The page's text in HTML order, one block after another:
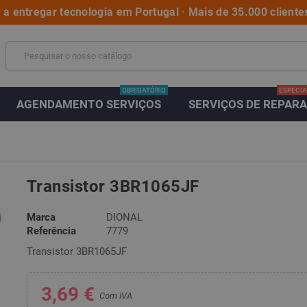
a entregar tecnologia em Portugal · Mais de 35.000
AGENDAMENTO SERVIÇOS
OBRIGATÓRIO
SERVIÇOS DE
Transistor 3BR1065JF
Marca
DIONAL
Referência
7779
Transistor 3BR1065JF
3,69 € Com IVA